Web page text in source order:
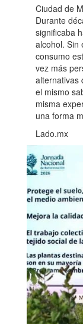
Ciudad de
Durante
significaba
alcohol. Sin
consumo
vez más
alternativas
el mismo
misma
una forma
Lado.mx